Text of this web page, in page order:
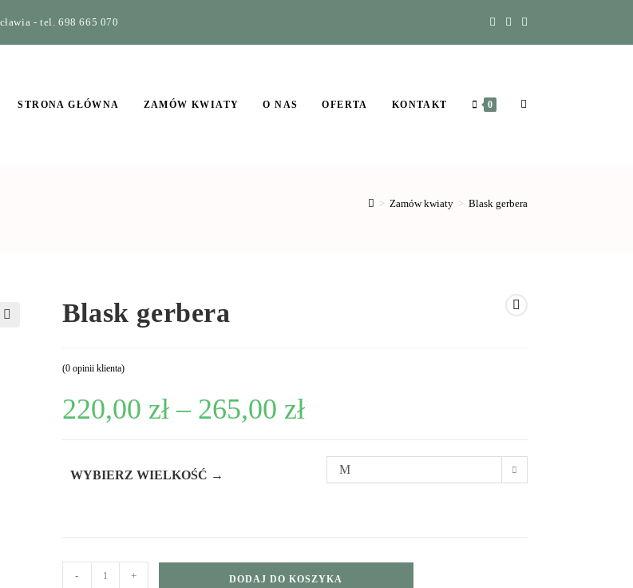
- tel. 698 665 070
STRONA GŁÓWNA ZAMÓW KWIATY O NAS OFERTA KONTAKT 0
> Zamów kwiaty > Blask gerbera
Blask gerbera
(0opinii klienta)
220,00 zł – 265,00 zł
WYBIERZ WIELKOŚĆ → M
- + DODAJ DO KOSZYKA